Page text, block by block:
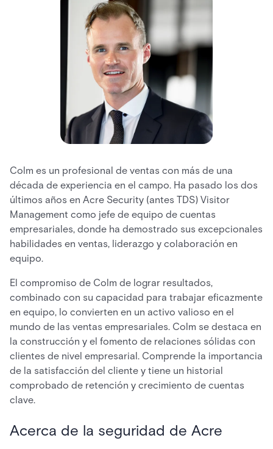
Colm es un profesional de ventas con más de una
década de experiencia en el campo. Ha pasado los dos
últimos años en Acre Security (antes TDS) Visitor
Management como jefe de equipo de cuentas
empresariales, donde ha demostrado sus excepcionales
habilidades en ventas, liderazgo y colaboración en
equipo.
El compromiso de Colm de lograr resultados,
combinado con su capacidad para trabajar eficazmente
en equipo, lo convierten en un activo valioso en el
mundo de las ventas empresariales. Colm se destaca en
la construcción y el fomento de relaciones sólidas con
clientes de nivel empresarial. Comprende la importancia
de la satisfacción del cliente y tiene un historial
comprobado de retención y crecimiento de cuentas
clave.
Acerca de la seguridad de Acre